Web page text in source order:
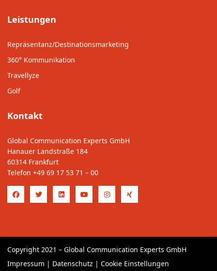
Leistungen
Repräsentanz/Destinationsmarketing
360° Kommunikation
Travellyze
Golf
Kontakt
Global Communication Experts GmbH
Hanauer Landstraße 184
60314 Frankfurt
Telefon +49 69 17 53 71 – 00
Copyright 2021 – Global Communication Experts GmbH
Impressum | Datenschutz | Cookie Einstellungen